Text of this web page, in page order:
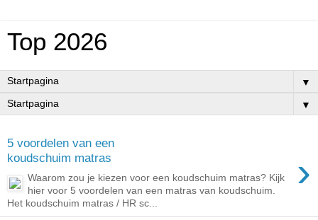
Top 2026
▼
▼
5 voordelen van een
koudschuim matras
›
Waarom zou je kiezen voor een koudschuim matras? Kijk
hier voor 5 voordelen van een matras van koudschuim.
Het koudschuim matras / HR sc...